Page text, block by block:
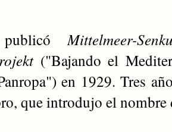
Mittelmeer-
("Bajando el
en 1929. Tres
que introdujo el nombre